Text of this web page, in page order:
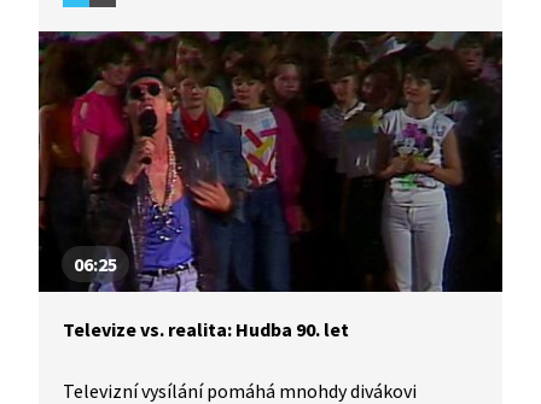
čemu se věnují a čím hřeší? I o tom je
dokumentární seriál TeleRevize 2.0.
06:25
Televize vs. realita: Hudba 90. let
Televizní vysílání pomáhá mnohdy divákovi